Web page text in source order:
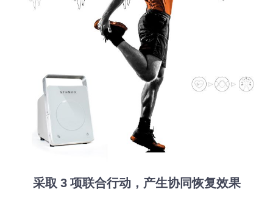
采取 3 项联合行动，产生协同恢复效果